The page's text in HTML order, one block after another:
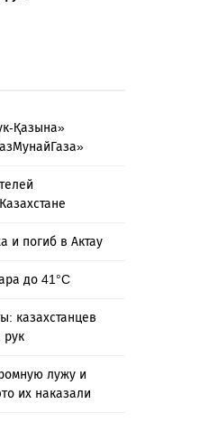
Қазына»
и погиб в Актау
до 41°C
казахстанцев
рук
лужу и
их наказали